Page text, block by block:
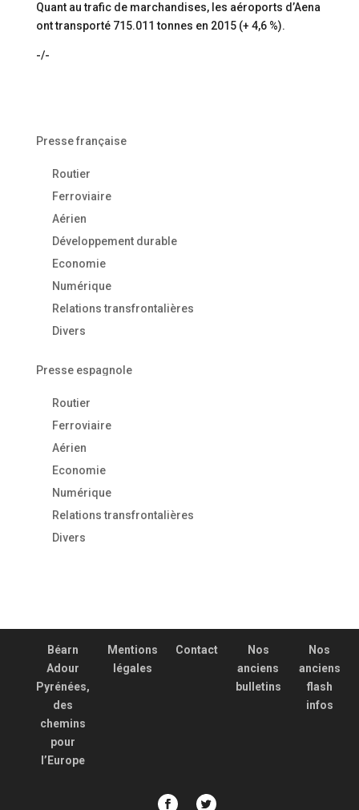
Quant au trafic de marchandises, les aéroports d’Aena
ont transporté 715.011 tonnes en 2015 (+ 4,6 %).
-/-
Presse française
Routier
Ferroviaire
Aérien
Développement durable
Economie
Numérique
Relations transfrontalières
Divers
Presse espagnole
Routier
Ferroviaire
Aérien
Economie
Numérique
Relations transfrontalières
Divers
Béarn
Adour
Pyrénées,
des
chemins
pour
l’Europe
Mentions
légales
Contact
Nos
anciens
bulletins
Nos
anciens
flash
infos